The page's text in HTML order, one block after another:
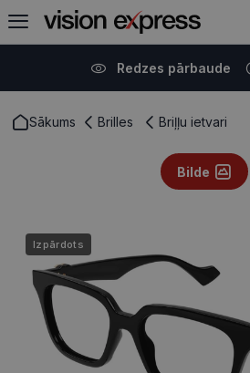
Redzes pārbaude
Sākums Brilles Briļļu ietvari
Bilde
Izpārdots